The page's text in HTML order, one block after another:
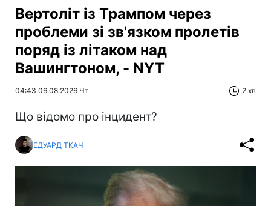
Вертоліт із Трампом через
проблеми зі зв'язком пролетів
поряд із літаком над
Вашингтоном, - NYT
04:43 06.08.2026 Чт 2 хв
Що відомо про інцидент?
ЕДУАРД ТКАЧ